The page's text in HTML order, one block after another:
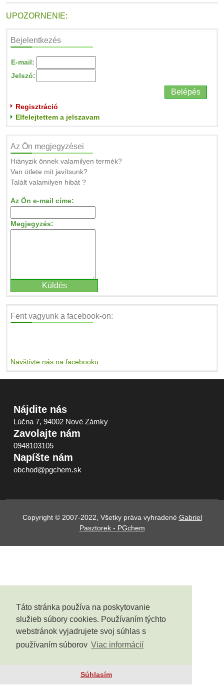
Táto stránka používa na poskytovanie
služieb súbory cookies. Používaním týchto
webstránok vyjadrujete svoj súhlas s
používaním súborov Viac informácií
Súhlasím
UPOZORNENIE:
Bejelentkezés
E-mail:
Jelszó:
Regisztráció
Elfelejtettem a jelszavam
Az Ön megjegyzései
Hiányzik önnek valamilyen termék?
Van ötlete mit javítsunk?
Talált valamilyen hibát ?
Az Ön e-mail címe:
Megjegyzés:
Fent vagyunk a facebook-on:
Navštívte nás na facebooku
Nájdite nás
Lúčna 7, 94002 Nové Zámky
Zavolajte nám
0948103105
Napíšte nám
obchod@pgchem.sk
Copyright © 2007-2022, Všetky práva vyhradené Gabriel
Pasztorek - PGchem